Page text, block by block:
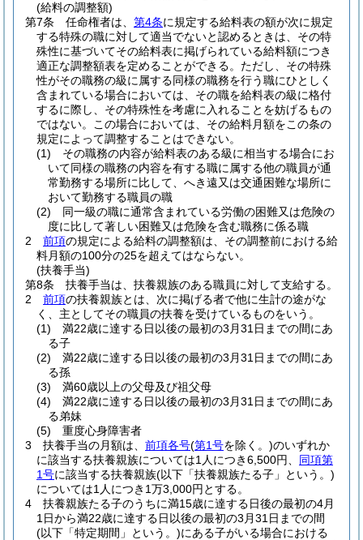
(給料の調整額)
第7条
任命権者は、 第4条に規定する給料表の額が次に規定
する特殊の職に対して適当でないと認めるときは、その特
殊性に基づいてその給料表に掲げられている給料額につき
適正な調整額表を定めることができる。 ただし、その特殊
性がその職務の級に属する同様の職務を行う職にひとしく
含まれている場合においては、その職を給料表の級に格付
するに際し、その特殊性を考慮に入れることを妨げるもの
ではない。
この場合においては、その給料月額をこの条の
規定によって調整することはできない。
(1)
その職務の内容が給料表のある級に相当する場合にお
いて同様の職務の内容を有する職に属する他の職員が通
常勤務する場所に比して、へき遠又は交通困難な場所に
おいて勤務する職員の職
(2)
同一級の職に通常含まれている労働の困難又は危険の
度に比して著しい困難又は危険を含む職務に係る職
2
前項の規定による給料の調整額は、その調整前における給
料月額の100分の25を超えてはならない。
(扶養手当)
第8条
扶養手当は、扶養親族のある職員に対して支給する。
2
前項の扶養親族とは、次に掲げる者で他に生計の途がな
く、主としてその職員の扶養を受けているものをいう。
(1)
満22歳に達する日以後の最初の3月31日までの間にあ
る子
(2)
満22歳に達する日以後の最初の3月31日までの間にあ
る孫
(3)
満60歳以上の父母及び祖父母
(4)
満22歳に達する日以後の最初の3月31日までの間にあ
る弟妹
(5)
重度心身障害者
3
扶養手当の月額は、 前項各号(第1号を除く。)のいずれか
に該当する扶養親族については1人につき6,500円、 同項第
1号に該当する扶養親族(以下「扶養親族たる子」という。)
については1人につき1万3,000円とする。
4
扶養親族たる子のうちに満15歳に達する日後の最初の4月
1日から満22歳に達する日以後の最初の3月31日までの間
(以下「特定期間」という。)にある子がいる場合における